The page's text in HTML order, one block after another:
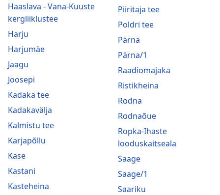
Haaslava - Vana-Kuuste
kergliiklustee
Harju
Harjumäe
Jaagu
Joosepi
Kadaka tee
Kadakavälja
Kalmistu tee
Karjapõllu
Kase
Kastani
Kasteheina
Piiritaja tee
Poldri tee
Pärna
Pärna/1
Raadiomajaka
Ristikheina
Rodna
Rodnaõue
Ropka-Ihaste
looduskaitseala
Saage
Saage/1
Saariku